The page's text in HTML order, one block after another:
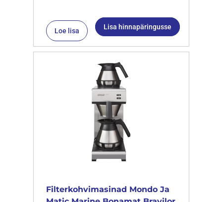
Loe lisa Lisa hinnapäringusse
Filterkohvimasinad Mondo Ja